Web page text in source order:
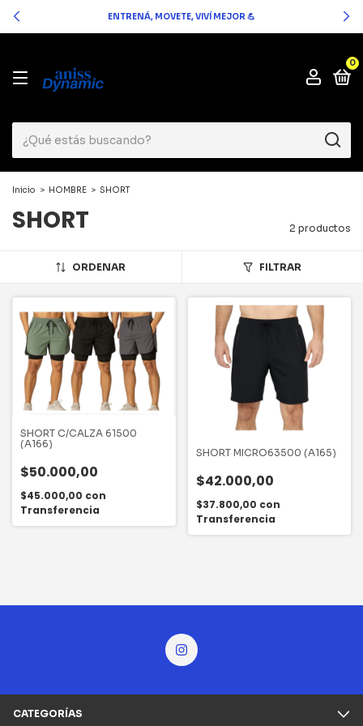
ENTRENÁ, MOVETE, VIVÍ MEJOR 💪
0
Inicio > HOMBRE > SHORT
SHORT 2 productos
ORDENAR FILTRAR
SHORT C/CALZA 61500
(A166)
$50.000,00
$45.000,00 con
Transferencia
SHORT MICRO63500 (A165)
$42.000,00
$37.800,00 con
Transferencia
CATEGORÍAS